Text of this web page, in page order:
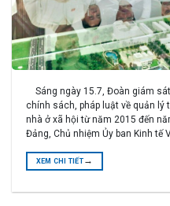
Sáng ngày 15.7, Đoàn giám
chính sách, pháp luật về quản lý
nhà ở xã hội từ năm 2015 đến
Đảng, Chủ nhiệm Ủy ban Kinh tế
XEM CHI TIẾT →